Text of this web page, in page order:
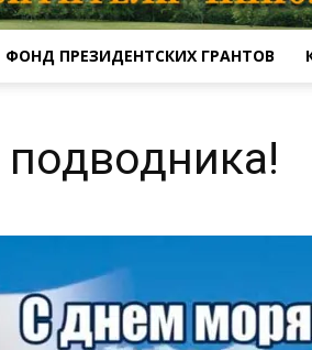
ФОНД ПРЕЗИДЕНТСКИХ ГРАНТОВ